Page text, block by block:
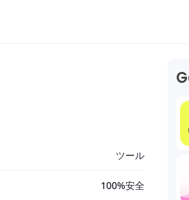
ツール
100%安全